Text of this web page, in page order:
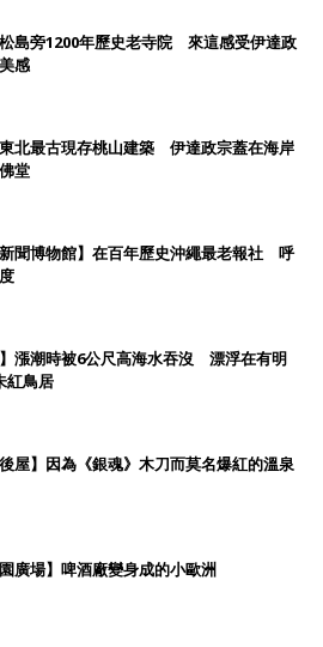
松島旁1200年歷史老寺院 來這感受伊達政
感
東北最古現存桃山建築 伊達政宗蓋在海岸
堂
新聞博物館】在百年歷史沖繩最老報社 呼
】漲潮時被6公尺高海水吞沒 漂浮在有明
紅鳥居
後屋】因為《銀魂》木刀而莫名爆紅的溫泉
園廣場】啤酒廠變身成的小歐洲